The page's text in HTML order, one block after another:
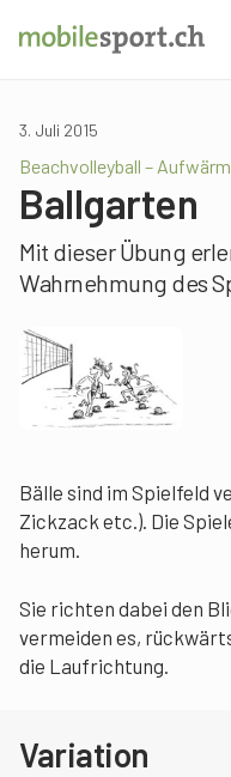
3. Juli 2015
Beachvolleyball –
Ballgarten
Mit dieser Übung
Wahrnehmung des
Bälle sind im Spielfeld
Zickzack etc.). Die
herum.
Sie richten dabei den
vermeiden es,
die Laufrichtung.
Variation